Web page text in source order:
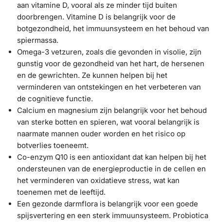
aan vitamine D, vooral als ze minder tijd buiten
doorbrengen. Vitamine D is belangrijk voor de
botgezondheid, het immuunsysteem en het behoud van
spiermassa.
Omega-3 vetzuren, zoals die gevonden in visolie, zijn
gunstig voor de gezondheid van het hart, de hersenen
en de gewrichten. Ze kunnen helpen bij het
verminderen van ontstekingen en het verbeteren van
de cognitieve functie.
Calcium en magnesium zijn belangrijk voor het behoud
van sterke botten en spieren, wat vooral belangrijk is
naarmate mannen ouder worden en het risico op
botverlies toeneemt.
Co-enzym Q10 is een antioxidant dat kan helpen bij het
ondersteunen van de energieproductie in de cellen en
het verminderen van oxidatieve stress, wat kan
toenemen met de leeftijd.
Een gezonde darmflora is belangrijk voor een goede
spijsvertering en een sterk immuunsysteem. Probiotica